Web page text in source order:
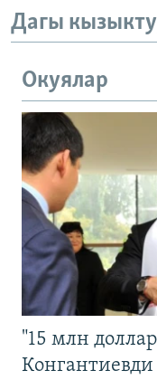
Дагы
Окуялар
"15 млн
Конгантиевди